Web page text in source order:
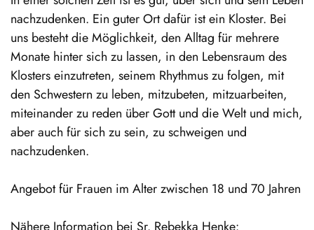
nachzudenken. Ein guter Ort dafür ist ein Kloster. Bei
uns besteht die Möglichkeit, den Alltag für mehrere
Monate hinter sich zu lassen, in den Lebensraum des
Klosters einzutreten, seinem Rhythmus zu folgen, mit
den Schwestern zu leben, mitzubeten, mitzuarbeiten,
miteinander zu reden über Gott und die Welt und mich,
aber auch für sich zu sein, zu schweigen und
nachzudenken.
Angebot für Frauen im Alter zwischen 18 und 70 Jahren